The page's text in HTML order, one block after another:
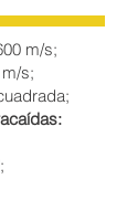
m/s;
s;